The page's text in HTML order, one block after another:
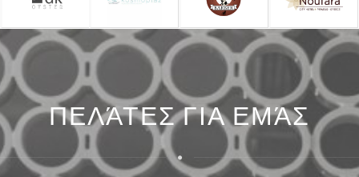
ΠΕΛΆΤΕΣ ΓΙΑ ΕΜΆΣ